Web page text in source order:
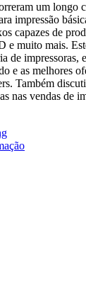
um longo
impressão
capazes de
e muito mais.
de impressoras,
e as melhores
Também
nas vendas de